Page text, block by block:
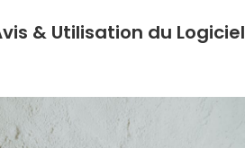
& Utilisation du Logiciel